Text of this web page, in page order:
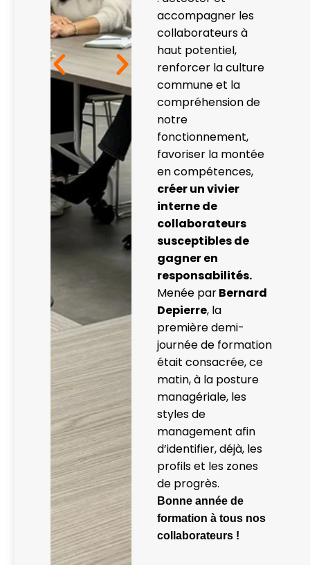
accompagner les
collaborateurs à
haut potentiel,
renforcer la culture
commune et la
compréhension de
notre
fonctionnement,
favoriser la montée
en compétences,
créer un vivier
interne de
collaborateurs
susceptibles de
gagner en
responsabilités.
Menée parBernard
Depierre, la
première demi-
journée de formation
était consacrée, ce
matin, à la posture
managériale, les
styles de
management afin
d’identifier, déjà, les
profils et les zones
de progrès.
Bonne année de
formation à tous nos
collaborateurs !